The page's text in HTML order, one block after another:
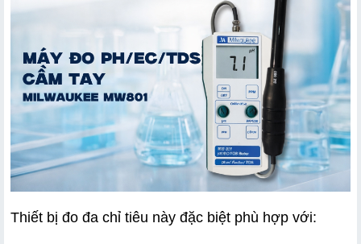
Thiết bị đo đa chỉ tiêu này đặc biệt phù hợp với: